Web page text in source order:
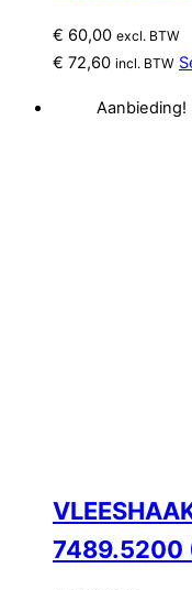
€ 60,00 excl. BTW
€ 72,60 incl. BTW
Aanbieding!
7489.5200